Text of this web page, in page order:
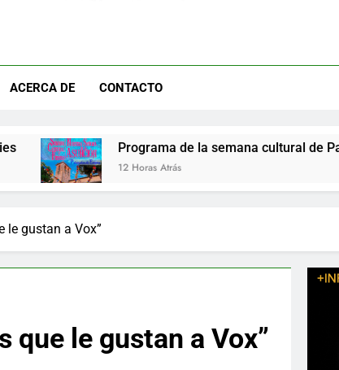
ACERCA DE CONTACTO
Programa de la semana cultural de Palazuelos de
12 Horas Atrás
le gustan a Vox”
que le gustan a Vox”